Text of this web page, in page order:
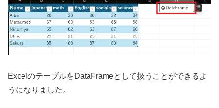
ExcelのテーブルをDataFrameとして扱うことができるよ
うになりました。